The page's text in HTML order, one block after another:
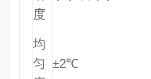
度
均
匀 ±2℃